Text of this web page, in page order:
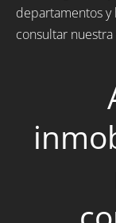
departamentos
consultar